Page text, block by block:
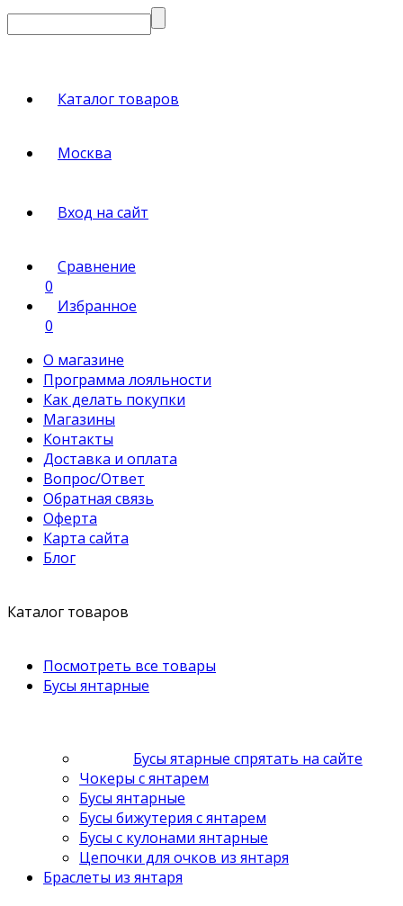
Каталог товаров
Москва
Вход на сайт
Сравнение
0
Избранное
0
О магазине
Программа лояльности
Как делать покупки
Магазины
Контакты
Доставка и оплата
Вопрос/Ответ
Обратная связь
Оферта
Карта сайта
Блог
Каталог товаров
Посмотреть все товары
Бусы янтарные
Бусы ятарные спрятать на сайте
Чокеры с янтарем
Бусы янтарные
Бусы бижутерия с янтарем
Бусы с кулонами янтарные
Цепочки для очков из янтаря
Браслеты из янтаря